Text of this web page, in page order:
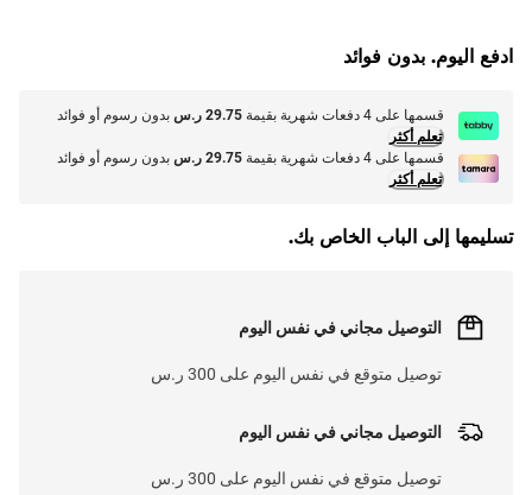
ادفع اليوم. بدون فوائد
قسمها على 4 دفعات شهرية بقيمة 29.75 ر.س
بدون رسوم أو فوائد
تعلم أكثر
قسمها على 4 دفعات شهرية بقيمة
29.75 ر.س
بدون رسوم أو فوائد
تعلم أكثر
تسليمها إلى الباب الخاص بك.
التوصيل مجاني في نفس اليوم
توصيل متوقع في نفس اليوم على 300 ر.س
التوصيل مجاني في نفس اليوم
توصيل متوقع في نفس اليوم على 300 ر.س